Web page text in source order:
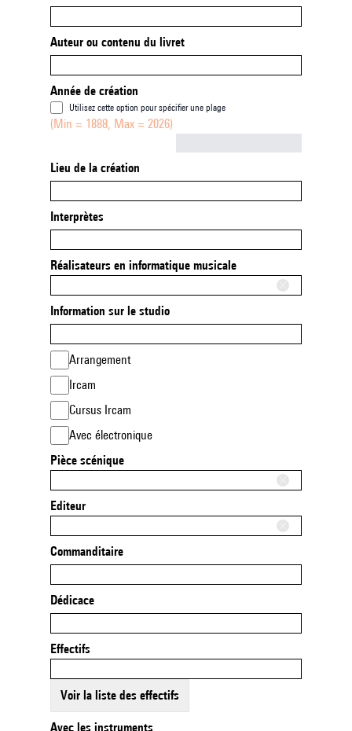
Auteur ou contenu du livret
Année de création
Utilisez cette option pour spécifier une plage
(Min = 1888, Max = 2026)
Lieu de la création
Interprètes
Réalisateurs en informatique musicale
Information sur le studio
Arrangement
Ircam
Cursus Ircam
Avec électronique
Pièce scénique
Editeur
Commanditaire
Dédicace
Effectifs
Voir la liste des effectifs
Avec les instruments